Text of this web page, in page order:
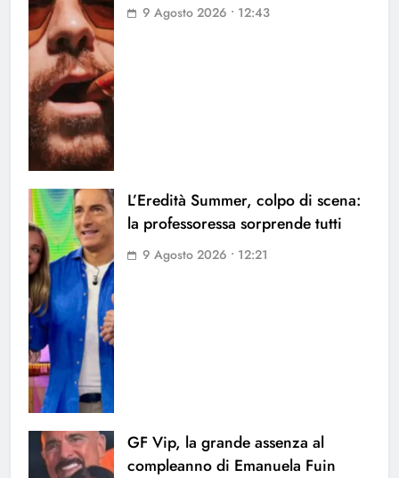
9 Agosto 2026 • 12:43
L’Eredità Summer, colpo di scena:
la professoressa sorprende tutti
9 Agosto 2026 • 12:21
GF Vip, la grande assenza al
compleanno di Emanuela Fuin